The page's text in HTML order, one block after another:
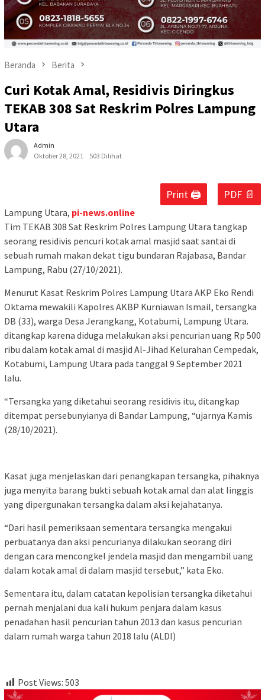
Beranda Berita
Curi Kotak Amal, Residivis Diringkus
TEKAB 308 Sat Reskrim Polres Lampung
Utara
Admin
Oktober 28, 2021
503 Dilihat
Print 🖨 PDF 📄
Lampung Utara, pi-news.online
Tim TEKAB 308 Sat Reskrim Polres Lampung Utara tangkap
seorang residivis pencuri kotak amal masjid saat santai di
sebuah rumah makan dekat tigu bundaran Rajabasa, Bandar
Lampung, Rabu (27/10/2021).
Menurut Kasat Reskrim Polres Lampung Utara AKP Eko Rendi
Oktama mewakili Kapolres AKBP Kurniawan Ismail, tersangka
DB (33), warga Desa Jerangkang, Kotabumi, Lampung Utara.
ditangkap karena diduga melakukan aksi pencurian uang Rp 500
ribu dalam kotak amal di masjid Al-Jihad Kelurahan Cempedak,
Kotabumi, Lampung Utara pada tanggal 9 September 2021
lalu.
“Tersangka yang diketahui seorang residivis itu, ditangkap
ditempat persebunyianya di Bandar Lampung, “ujarnya Kamis
(28/10/2021).
Kasat juga menjelaskan dari penangkapan tersangka, pihaknya
juga menyita barang bukti sebuah kotak amal dan alat linggis
yang dipergunakan tersangka dalam aksi kejahatanya.
“Dari hasil pemeriksaan sementara tersangka mengakui
perbuatanya dan aksi pencurianya dilakukan seorang diri
dengan cara mencongkel jendela masjid dan mengambil uang
dalam kotak amal di dalam masjid tersebut,” kata Eko.
Sementara itu, dalam catatan kepolisian tersangka diketahui
pernah menjalani dua kali hukum penjara dalam kasus
penadahan hasil pencurian tahun 2013 dan kasus pencurian
dalam rumah warga tahun 2018 lalu (ALDI)
Post Views: 503